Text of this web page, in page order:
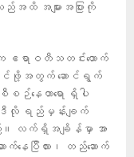
အထိ အများအပြားကို
ာဝတီသတင်းထောက်
ဖို့အတွက် ဆောင်ရွက်
နေတာရော ရှိပါ
အဲ့ဒီလို ရည်မှန်းချက်
။ လက်ရှိအချိန်မှာ အာ
ပြီလား၊ တည်ဆောက်